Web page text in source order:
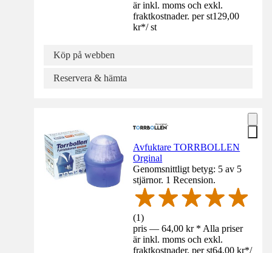
är inkl. moms och exkl.
fraktkostnader. per st129,00
kr*/ st
Köp på webben
Reservera & hämta
Avfuktare TORRBOLLEN
Orginal
Genomsnittligt betyg: 5 av 5
stjärnor. 1 Recension.
(1)
pris — 64,00 kr * Alla priser
är inkl. moms och exkl.
fraktkostnader. per st64,00 kr*/